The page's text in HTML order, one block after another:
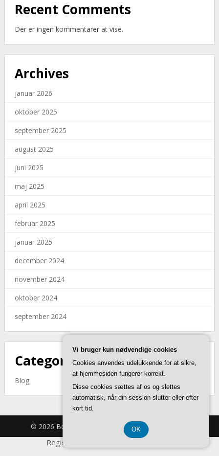
Recent Comments
Der er ingen kommentarer at vise.
Archives
januar 2026
oktober 2025
september 2025
august 2025
juni 2025
maj 2025
april 2025
februar 2025
januar 2025
december 2024
november 2024
oktober 2024
september 2024
Categories
Blog
© 2026 Bomavent.dk | Theme bySuperbThemes
Registreringsnummer DK-3740 7739
Vi bruger kun nødvendige cookies
Cookies anvendes udelukkende for at sikre,
at hjemmesiden fungerer korrekt.
Disse cookies sættes af os og slettes
automatisk, når din session slutter eller efter
kort tid.
OK